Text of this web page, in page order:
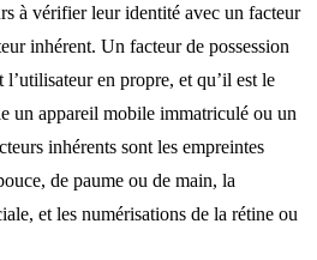
à vérifier leur identité avec un facteur
inhérent. Un facteur de possession
en propre, et qu’il est le
un appareil mobile immatriculé ou un
inhérents sont les empreintes
de paume ou de main, la
et les numérisations de la rétine ou